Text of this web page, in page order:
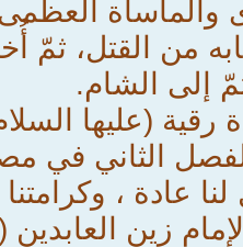
والمأساة
من القتل، ثمّ
إلى الشام.
رقية (عليها
الثاني في
لنا عادة ،
زين